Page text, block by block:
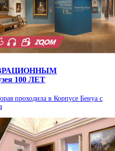
100 ЛЕТ
проходила в Корпусе Бенуа с